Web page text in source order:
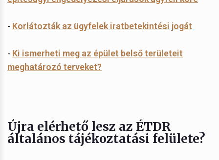
- Korlátozták az ügyfelek iratbetekintési jogát
- Ki ismerheti meg az épület belső területeit
meghatározó terveket?
Újra elérhető lesz az ÉTDR
általános tájékoztatási felülete?